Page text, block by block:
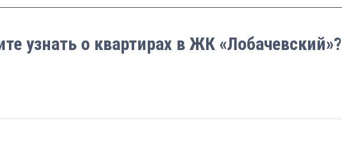
узнать о квартирах в ЖК «Лобачевский»?